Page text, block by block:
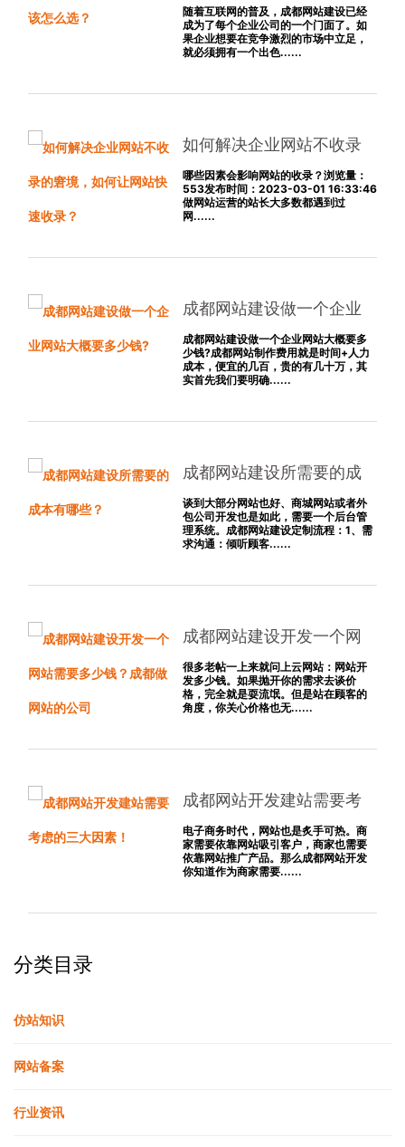
怎么选？
随着互联网的普及，成都网站建设已经
成为了每个企业公司的一个门面了。如
果企业想要在竞争激烈的市场中立足，
就必须拥有一个出色......
如何解决企业网站不收录
的窘境，如何让网站快速
收录？
哪些因素会影响网站的收录？浏览量：
553发布时间：2023-03-01 16:33:46
做网站运营的站长大多数都遇到过
网......
成都网站建设做一个企业
网站大概要多少钱?
成都网站建设做一个企业网站大概要多
少钱?成都网站制作费用就是时间+人力
成本，便宜的几百，贵的有几十万，其
实首先我们要明确......
成都网站建设所需要的成
本有哪些？
谈到大部分网站也好、商城网站或者外
包公司开发也是如此，需要一个后台管
理系统。成都网站建设定制流程：1、需
求沟通：倾听顾客......
成都网站建设开发一个网
站需要多少钱？成都做网
站的公司
很多老帖一上来就问上云网站：网站开
发多少钱。如果抛开你的需求去谈价
格，完全就是耍流氓。但是站在顾客的
角度，你关心价格也无......
成都网站开发建站需要考
虑的三大因素！
电子商务时代，网站也是炙手可热。商
家需要依靠网站吸引客户，商家也需要
依靠网站推广产品。那么成都网站开发
你知道作为商家需要......
分类目录
仿站知识
网站备案
行业资讯